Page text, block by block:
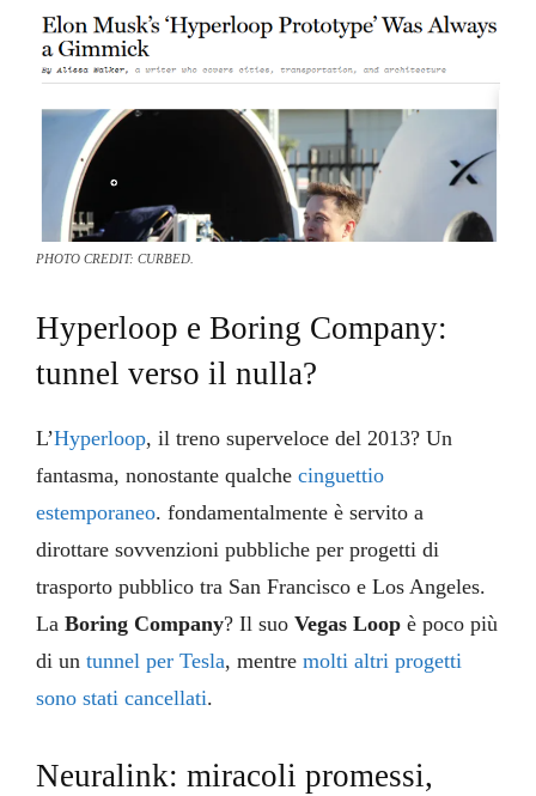
PHOTO CREDIT: CURBED.
Hyperloop e Boring Company:
tunnel verso il nulla?
L’Hyperloop, il treno superveloce del 2013? Un
fantasma, nonostante qualchecinguettio
estemporaneo. fondamentalmente è servito a
dirottare sovvenzioni pubbliche per progetti di
trasporto pubblico tra San Francisco e Los Angeles.
LaBoring Company? Il suoVegas Loop è poco più
di untunnel per Tesla, mentremolti altri progetti
sono stati cancellati.
Neuralink: miracoli promessi,